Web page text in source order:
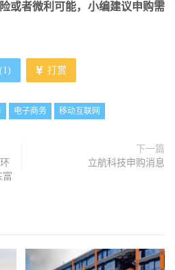
或者微利可能，小编建议申购需
1) 打赏
电子商务 移动互联网
富
下一篇
立航科技申购消息